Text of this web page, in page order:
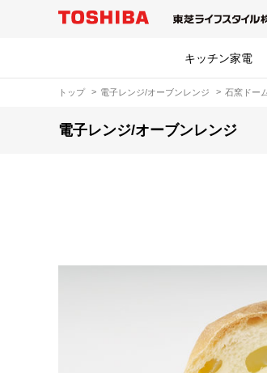
キッチン家電
トップ 電子レンジ/オーブンレンジ 石窯ドー
電子レンジ/オーブンレンジ